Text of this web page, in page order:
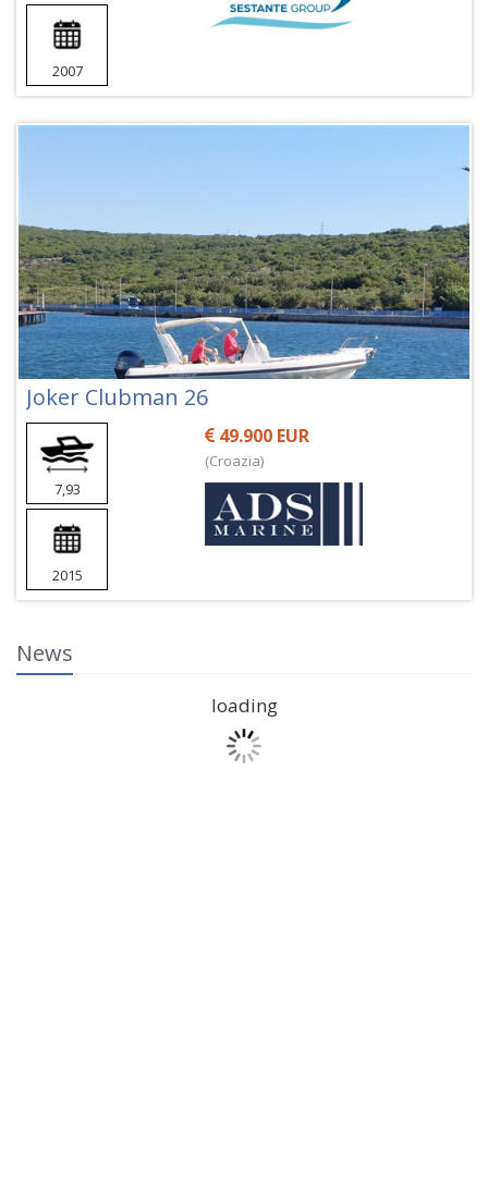
2007
Joker Clubman 26
7,93
2015
49.900 EUR
(Croazia)
News
loading